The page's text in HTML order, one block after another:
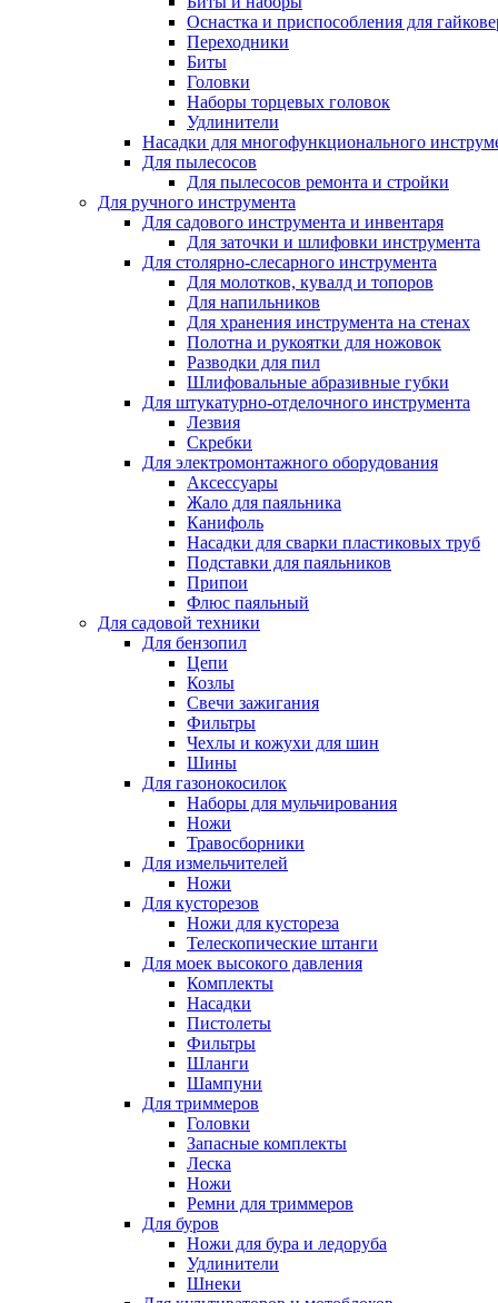
Оснастка и приспособления для
Переходники
Биты
Головки
Наборы торцевых головок
Удлинители
Насадки для многофункционального
Для пылесосов
Для пылесосов ремонта и стройки
Для ручного инструмента
Для садового инструмента и инвентаря
Для заточки и шлифовки инструмента
Для столярно-слесарного инструмента
Для молотков, кувалд и топоров
Для напильников
Для хранения инструмента на стенах
Полотна и рукоятки для ножовок
Разводки для пил
Шлифовальные абразивные губки
Для штукатурно-отделочного инструмента
Лезвия
Скребки
Для электромонтажного оборудования
Аксессуары
Жало для паяльника
Канифоль
Насадки для сварки пластиковых труб
Подставки для паяльников
Припои
Флюс паяльный
Для садовой техники
Для бензопил
Цепи
Козлы
Свечи зажигания
Фильтры
Чехлы и кожухи для шин
Шины
Для газонокосилок
Наборы для мульчирования
Ножи
Травосборники
Для измельчителей
Ножи
Для кусторезов
Ножи для кустореза
Телескопические штанги
Для моек высокого давления
Комплекты
Насадки
Пистолеты
Фильтры
Шланги
Шампуни
Для триммеров
Головки
Запасные комплекты
Леска
Ножи
Ремни для триммеров
Для буров
Ножи для бура и ледоруба
Удлинители
Шнеки